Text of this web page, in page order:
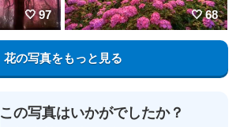
97 68
花の写真をもっと見る
この写真はいかがでしたか？